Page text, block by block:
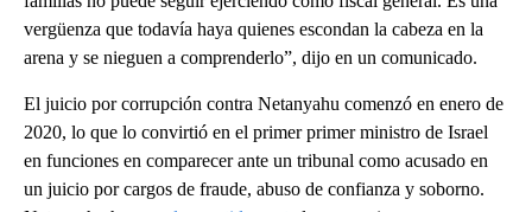
vergüenza que todavía haya quienes escondan la cabeza en la
arena y se nieguen a comprenderlo”, dijo en un comunicado.
El juicio por corrupción contra Netanyahu comenzó en enero de
2020, lo que lo convirtió en el primer primer ministro de Israel
en funciones en comparecer ante un tribunal como acusado en
un juicio por cargos de fraude, abuso de confianza y soborno.